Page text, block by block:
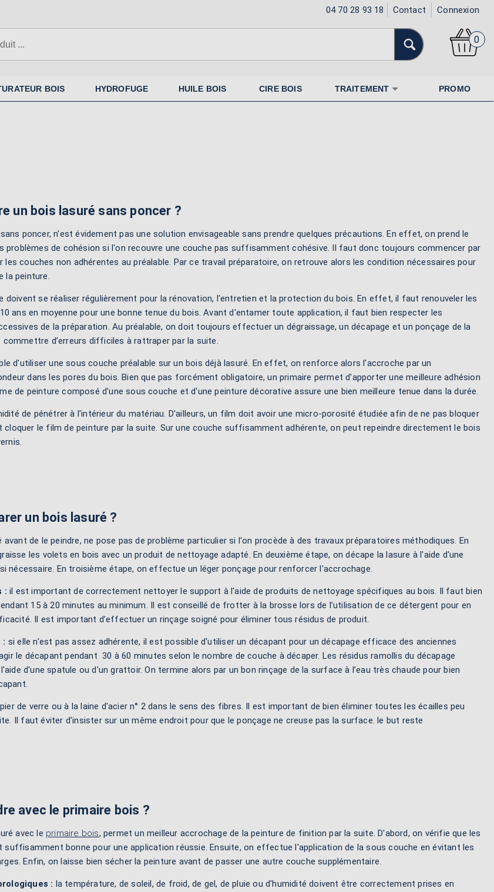
04 70 28 93 18 Contact Connexion
0
BOIS HYDROFUGE HUILE BOIS CIRE BOIS TRAITEMENT PROMO
un bois lasuré sans poncer ?
poncer, n'est évidement pas une solution envisageable sans prendre quelques précautions. En effet, on prend le
problèmes de cohésion si l'on recouvre une couche pas suffisamment cohésive. Il faut donc toujours commencer par
les couches non adhérentes au préalable. Par ce travail préparatoire, on retrouve alors les condition nécessaires pour
la peinture.
doivent se réaliser régulièrement pour la rénovation, l'entretien et la protection du bois. En effet, il faut renouveler les
ans en moyenne pour une bonne tenue du bois. Avant d'entamer toute application, il faut bien respecter les
de la préparation. Au préalable, on doit toujours effectuer un dégraissage, un décapage et un ponçage de la
d’erreurs difficiles à rattraper par la suite.
d'utiliser une sous couche préalable sur un bois déjà lasuré. En effet, on renforce alors l'accroche par un
dans les pores du bois. Bien que pas forcément obligatoire, un primaire permet d'apporter une meilleure adhésion
de peinture composé d'une sous couche et d'une peinture décorative assure une bien meilleure tenue dans la durée.
de pénétrer à l'intérieur du matériau. D'ailleurs, un film doit avoir une micro-porosité étudiée afin de ne pas bloquer
le film de peinture par la suite. Sur une couche suffisamment adhérente, on peut repeindre directement le bois
un bois lasuré ?
avant de le peindre, ne pose pas de problème particulier si l'on procède à des travaux préparatoires méthodiques. En
les volets en bois avec un produit de nettoyage adapté. En deuxième étape, on décape la lasure à l'aide d'une
nécessaire. En troisième étape, on effectue un léger ponçage pour renforcer l'accrochage.
: il est important de correctement nettoyer le support à l'aide de produits de nettoyage spécifiques au bois. Il faut bien
15 à 20 minutes au minimum. Il est conseillé de frotter à la brosse lors de l’utilisation de ce détergent pour en
Il est important d’effectuer un rinçage soigné pour éliminer tous résidus de produit.
: si elle n'est pas assez adhérente, il est possible d'utiliser un décapant pour un décapage efficace des anciennes
le décapant pendant 30 à 60 minutes selon le nombre de couche à décaper. Les résidus ramollis du décapage
d'une spatule ou d'un grattoir. On termine alors par un bon rinçage de la surface à l’eau très chaude pour bien
de verre ou à la laine d'acier n° 2 dans le sens des fibres. Il est important de bien éliminer toutes les écailles peu
Il faut éviter d'insister sur un même endroit pour que le ponçage ne creuse pas la surface. le but reste
avec le primaire bois ?
avec le primaire bois, permet un meilleur accrochage de la peinture de finition par la suite. D'abord, on vérifie que les
bonne pour une application réussie. Ensuite, on effectue l'application de la sous couche en évitant les
Enfin, on laisse bien sécher la peinture avant de passer une autre couche supplémentaire.
: la température, de soleil, de froid, de gel, de pluie ou d'humidité doivent être correctement prises en